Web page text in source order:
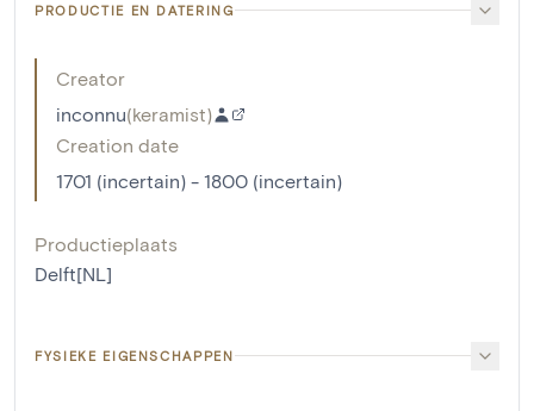
PRODUCTIE EN DATERING
Creator
inconnu(keramist)
Creation date
1701 (incertain) - 1800 (incertain)
Productieplaats
Delft[NL]
FYSIEKE EIGENSCHAPPEN